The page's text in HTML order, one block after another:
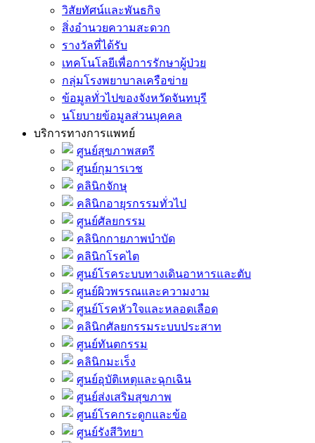
วิสัยทัศน์และพันธกิจ
สิ่งอำนวยความสะดวก
รางวัลที่ได้รับ
เทคโนโลยีเพื่อการรักษาผู้ป่วย
กลุ่มโรงพยาบาลเครือข่าย
ข้อมูลทั่วไปของจังหวัดจันทบุรี
นโยบายข้อมูลส่วนบุคคล
บริการทางการแพทย์
ศูนย์สุขภาพสตรี
ศูนย์กุมารเวช
คลินิกจักษุ
คลินิกอายุรกรรมทั่วไป
ศูนย์ศัลยกรรม
คลินิกกายภาพบำบัด
คลินิกโรคไต
ศูนย์โรคระบบทางเดินอาหารและตับ
ศูนย์ผิวพรรณและความงาม
ศูนย์โรคหัวใจและหลอดเลือด
คลินิกศัลยกรรมระบบประสาท
ศูนย์ทันตกรรม
คลินิกมะเร็ง
ศูนย์อุบัติเหตุและฉุกเฉิน
ศูนย์ส่งเสริมสุขภาพ
ศูนย์โรคกระดูกและข้อ
ศูนย์รังสีวิทยา